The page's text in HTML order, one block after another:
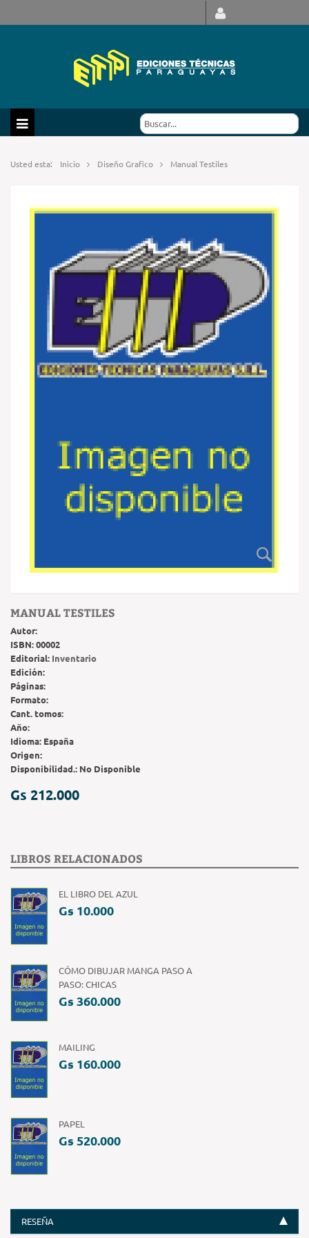
Usted esta: Inicio Diseño Grafico Manual Testiles
MANUAL TESTILES
Autor:
ISBN:00002
Editorial: Inventario
Edición:
Páginas:
Formato:
Cant. tomos:
Año:
Idioma: España
Origen:
Disponibilidad.: No Disponible
Gs 212.000
LIBROS RELACIONADOS
EL LIBRO DEL AZUL
Gs 10.000
CÓMO DIBUJAR MANGA PASO A
PASO: CHICAS
Gs 360.000
MAILING
Gs 160.000
PAPEL
Gs 520.000
RESEÑA